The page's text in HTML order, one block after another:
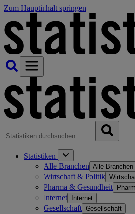
Zum Hauptinhalt springen
Statistiken
Alle Branchen Alle Branchen
Wirtschaft & Politik
Pharma & Gesundheit
Internet Internet
Gesellschaft Gesellschaft